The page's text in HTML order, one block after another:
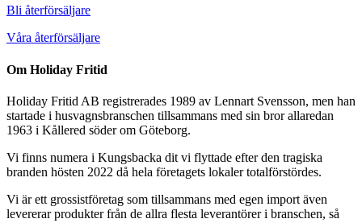
Bli återförsäljare
Våra återförsäljare
Om Holiday Fritid
Holiday Fritid AB registrerades 1989 av Lennart Svensson, men han
startade i husvagnsbranschen tillsammans med sin bror allaredan
1963 i Kållered söder om Göteborg.
Vi finns numera i Kungsbacka dit vi flyttade efter den tragiska
branden hösten 2022 då hela företagets lokaler totalförstördes.
Vi är ett grossistföretag som tillsammans med egen import även
levererar produkter från de allra flesta leverantörer i branschen, så